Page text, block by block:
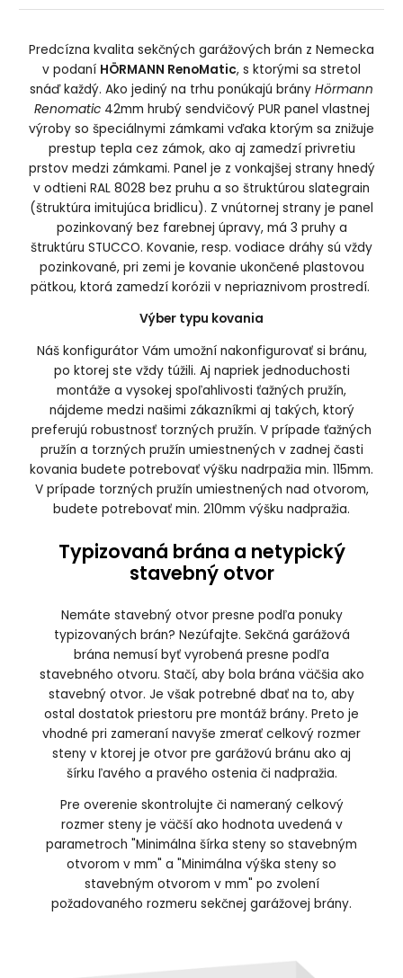
Predcízna kvalita sekčných garážových brán z Nemecka
v podaní HÖRMANN RenoMatic, s ktorými sa stretol
snáď každý. Ako jediný na trhu ponúkajú brány Hörmann
Renomatic42mm hrubý sendvičový PUR panel vlastnej
výroby so špeciálnymi zámkami vďaka ktorým sa znižuje
prestup tepla cez zámok, ako aj zamedzí privretiu
prstov medzi zámkami. Panel je z vonkajšej strany hnedý
v odtieni RAL 8028 bez pruhu a so štruktúrou slategrain
(štruktúra imitujúca bridlicu). Z vnútornej strany je panel
pozinkovaný bez farebnej úpravy, má 3 pruhy a
štruktúru STUCCO. Kovanie, resp. vodiace dráhy sú vždy
pozinkované, pri zemi je kovanie ukončené plastovou
pätkou, ktorá zamedzí korózii v nepriaznivom prostredí.
Výber typu kovania
Náš konfigurátor Vám umožní nakonfigurovať si bránu,
po ktorej ste vždy túžili. Aj napriek jednoduchosti
montáže a vysokej spoľahlivosti ťažných pružín,
nájdeme medzi našimi zákazníkmi aj takých, ktorý
preferujú robustnosť torzných pružín. V prípade ťažných
pružín a torzných pružín umiestnených v zadnej časti
kovania budete potrebovať výšku nadrpažia min. 115mm.
V prípade torzných pružín umiestnených nad otvorom,
budete potrebovať min. 210mm výšku nadpražia.
Typizovaná brána a netypický
stavebný otvor
Nemáte stavebný otvor presne podľa ponuky
typizovaných brán? Nezúfajte. Sekčná garážová
brána nemusí byť vyrobená presne podľa
stavebného otvoru. Stačí, aby bola brána väčšia ako
stavebný otvor. Je však potrebné dbať na to, aby
ostal dostatok priestoru pre montáž brány. Preto je
vhodné pri zameraní navyše zmerať celkový rozmer
steny v ktorej je otvor pre garážovú bránu ako aj
šírku ľavého a pravého ostenia či nadpražia.
Pre overenie skontrolujte či nameraný celkový
rozmer steny je väčší ako hodnota uvedená v
parametroch "Minimálna šírka steny so stavebným
otvorom v mm" a "Minimálna výška steny so
stavebným otvorom v mm" po zvolení
požadovaného rozmeru sekčnej garážovej brány.